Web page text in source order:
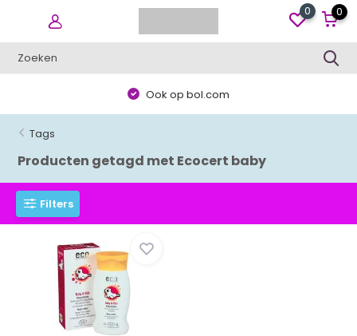
0 0
Ook op bol.com
Tags
Producten getagd met Ecocert baby
Filters